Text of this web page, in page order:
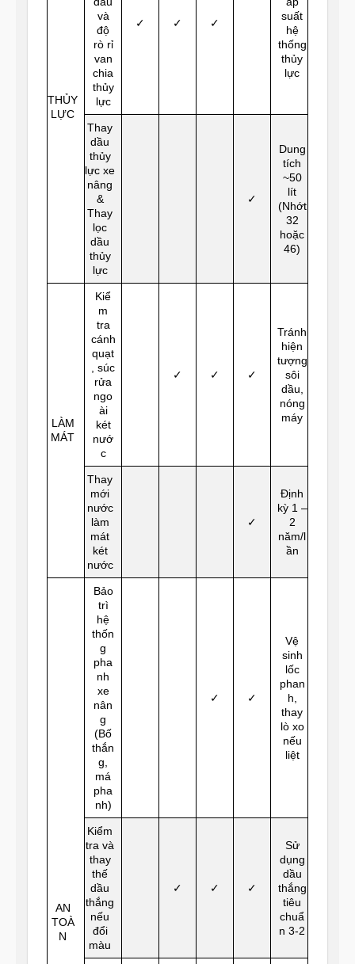
THỦY
LỰC
và
độ
rò rỉ
van
chia
thủy
lực
✓ ✓ ✓
suất
hệ
thống
thủy
lực
Thay
dầu
thủy
lực xe
nâng
&
Thay
lọc
dầu
thủy
lực
✓
Dung
tích
~50
lít
(Nhớt
32
hoặc
46)
LÀM
MÁT
Kiể
m
tra
cánh
quạt
, súc
rửa
ngo
ài
két
nướ
c
✓ ✓ ✓
Tránh
hiện
tượng
sôi
dầu,
nóng
máy
Thay
mới
nước
làm
mát
két
nước
✓
Định
kỳ 1 –
2
năm/l
ần
AN
TOÀ
N
Bảo
trì
hệ
thốn
g
pha
nh
xe
nân
g
(Bố
thắn
g,
má
pha
nh)
✓ ✓
Vệ
sinh
lốc
phan
h,
thay
lò xo
nếu
liệt
Kiểm
tra và
thay
thế
dầu
thắng
nếu
đổi
màu
✓ ✓ ✓
Sử
dụng
dầu
thắng
tiêu
chuẩ
n 3-2